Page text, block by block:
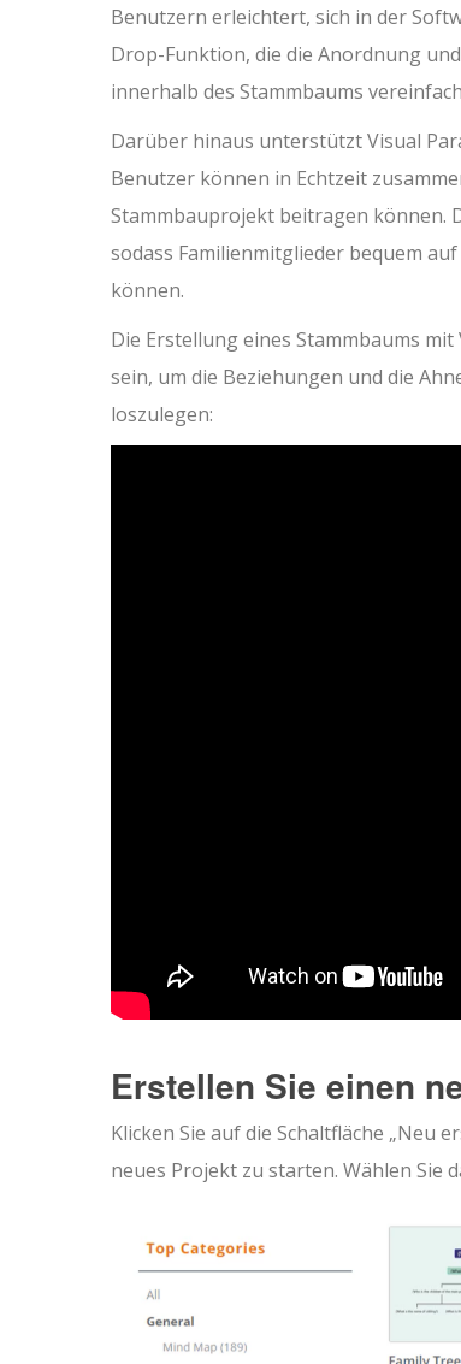
Benutzern erleichtert, sich in der
Drop-Funktion, die die Anordnung
innerhalb des Stammbaums
Darüber hinaus unterstützt Visual
Benutzer können in Echtzeit
Stammbauprojekt beitragen können.
sodass Familienmitglieder bequem
können.
Die Erstellung eines Stammbaums
sein, um die Beziehungen und die
loszulegen:
Erstellen Sie einen
Klicken Sie auf die Schaltfläche „Neu
neues Projekt zu starten. Wählen Sie